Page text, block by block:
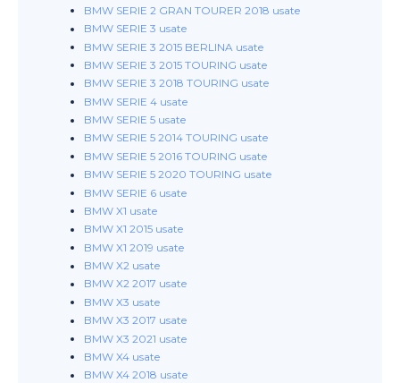
BMW SERIE 2 GRAN TOURER 2018 usate
BMW SERIE 3 usate
BMW SERIE 3 2015 BERLINA usate
BMW SERIE 3 2015 TOURING usate
BMW SERIE 3 2018 TOURING usate
BMW SERIE 4 usate
BMW SERIE 5 usate
BMW SERIE 5 2014 TOURING usate
BMW SERIE 5 2016 TOURING usate
BMW SERIE 5 2020 TOURING usate
BMW SERIE 6 usate
BMW X1 usate
BMW X1 2015 usate
BMW X1 2019 usate
BMW X2 usate
BMW X2 2017 usate
BMW X3 usate
BMW X3 2017 usate
BMW X3 2021 usate
BMW X4 usate
BMW X4 2018 usate